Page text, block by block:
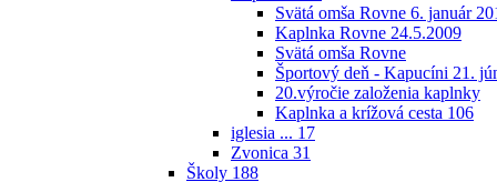
Svätá omša Rovne 6. január
Kaplnka Rovne 24.5.2009
Svätá omša Rovne
Športový deň - Kapucíni 21.
20.výročie založenia kaplnky
Kaplnka a krížová cesta 106
iglesia ... 17
Zvonica 31
Školy 188